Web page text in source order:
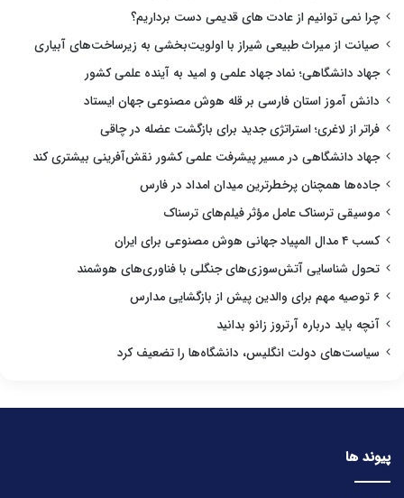
چرا نمی توانیم از عادت های قدیمی دست برداریم؟
صیانت از میراث طبیعی شیراز با اولویت‌بخشی به زیرساخت‌های آبیاری
جهاد دانشگاهی؛ نماد جهاد علمی و امید به آینده علمی کشور
دانش آموز استان فارسی بر قله هوش مصنوعی جهان ایستاد
فراتر از لاغری؛ استراتژی جدید برای بازگشت عضله در چاقی
جهاد دانشگاهی در مسیر پیشرفت علمی کشور نقش‌آفرینی بیشتری کند
جاده‌ها همچنان پرخطرترین میدان امداد در فارس
موسیقی ترسناک عامل مؤثر فیلم‌های ترسناک
کسب ۴ مدال المپیاد جهانی هوش مصنوعی برای ایران
تحول شناسایی آتش‌سوزی‌های جنگلی با فناوری‌های هوشمند
۶ توصیه مهم برای والدین پیش از بازگشایی مدارس
آنچه باید درباره آرتروز زانو بدانید
سیاست‌های دولت انگلیس، دانشگاه‌ها را تضعیف کرد
پیوند ها